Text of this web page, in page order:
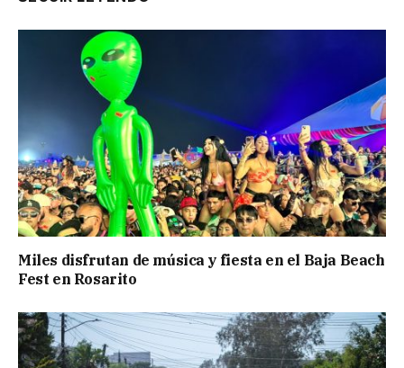
Miles disfrutan de música y fiesta en el Baja Beach
Fest en Rosarito